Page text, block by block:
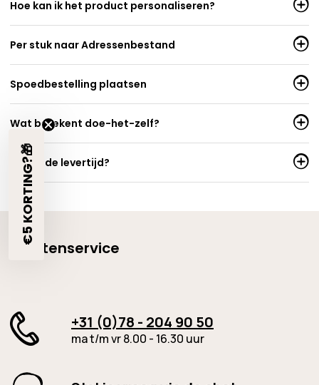
Hoe kan ik het product personaliseren?
Per stuk naar Adressenbestand
Spoedbestelling plaatsen
Wat betekent doe-het-zelf?
Wat is de levertijd?
Klantenservice
+31 (0)78 - 204 90 50
ma t/m vr 8.00 - 16.30 uur
€5 KORTING?🎁